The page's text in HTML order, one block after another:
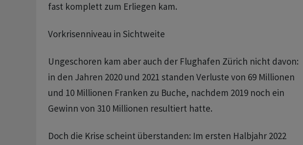
fast komplett zum Erliegen kam.
Vorkrisenniveau in Sichtweite
Ungeschoren kam aber auch der Flughafen Zürich nicht davon:
in den Jahren 2020 und 2021 standen Verluste von 69 Millionen
und 10 Millionen Franken zu Buche, nachdem 2019 noch ein
Gewinn von 310 Millionen resultiert hatte.
Doch die Krise scheint überstanden: Im ersten Halbjahr 2022